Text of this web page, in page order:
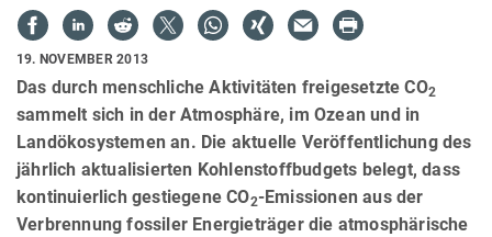
19. NOVEMBER 2013
Das durch menschliche Aktivitäten freigesetzte CO2
sammelt sich in der Atmosphäre, im Ozean und in
Landökosystemen an. Die aktuelle Veröffentlichung des
jährlich aktualisierten Kohlenstoffbudgets belegt, dass
kontinuierlich gestiegene CO2-Emissionen aus der
Verbrennung fossiler Energieträger die atmosphärische